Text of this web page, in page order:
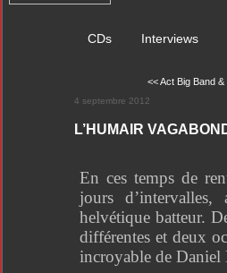
CDs Interviews
<< Act Big Band &
4 septembre 2012
L’HUMAIR
En ces temps de
jours
helvétique batteur.
différentes et deux
incroyable de Daniel